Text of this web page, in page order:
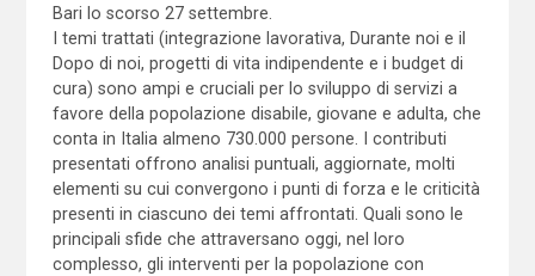
Bari lo scorso 27 settembre.
I temi trattati (integrazione lavorativa, Durante noi e il
Dopo di noi, progetti di vita indipendente e i budget di
cura) sono ampi e cruciali per lo sviluppo di servizi a
favore della popolazione disabile, giovane e adulta, che
conta in Italia almeno 730.000 persone. I contributi
presentati offrono analisi puntuali, aggiornate, molti
elementi su cui convergono i punti di forza e le criticità
presenti in ciascuno dei temi affrontati. Quali sono le
principali sfide che attraversano oggi, nel loro
complesso, gli interventi per la popolazione con